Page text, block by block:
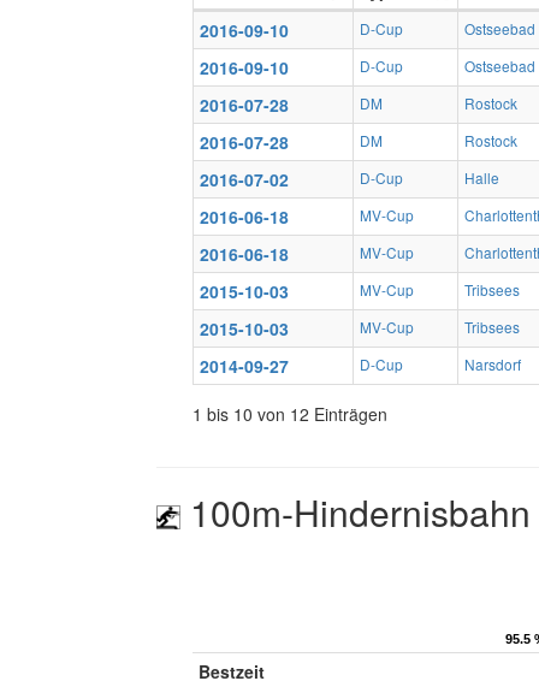
2016-09-10
D-Cup
2016-09-10 D-Cup
2016-07-28 DM Rostock
2016-07-28 DM Rostock
2016-07-02 D-Cup Halle
2016-06-18 MV-Cup
2016-06-18 MV-Cup
2015-10-03 MV-Cup Tribsees
2015-10-03 MV-Cup Tribsees
2014-09-27 D-Cup Narsdorf
1 bis 10 von 12 Einträgen
100m-
95.5
95.5
Bestzeit